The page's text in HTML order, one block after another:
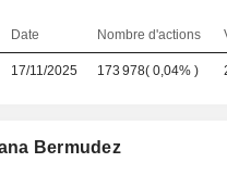
Date Nombre d'actions
17/11/2025 173 978(0,04% )
Bermudez